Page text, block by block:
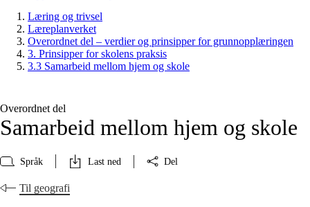
Læring og trivsel
Læreplanverket
Overordnet del – verdier og prinsipper for grunnopplæringen
3. Prinsipper for skolens praksis
3.3 Samarbeid mellom hjem og skole
Overordnet del
Samarbeid mellom hjem og skole
Språk Last ned Del
Til geografi